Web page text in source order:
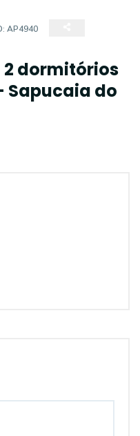
AP4940
dormitórios
Sapucaia do